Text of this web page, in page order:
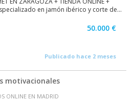
en jamón ibérico y corte de...
50.000 €
Publicado hace 2 meses
motivacionales
ONLINE EN MADRID